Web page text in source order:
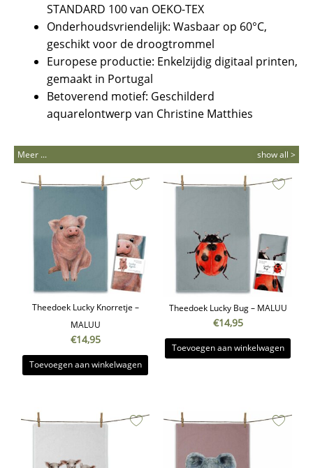
STANDARD 100 van OEKO-TEX
Onderhoudsvriendelijk: Wasbaar op 60°C,
geschikt voor de droogtrommel
Europese productie: Enkelzijdig digitaal printen,
gemaakt in Portugal
Betoverend motief: Geschilderd
aquarelontwerp van Christine Matthies
Meer ... show all >
Theedoek Lucky Knorretje –
MALUU
€14,95
Toevoegen aan winkelwagen
Theedoek Lucky Bug – MALUU
€14,95
Toevoegen aan winkelwagen